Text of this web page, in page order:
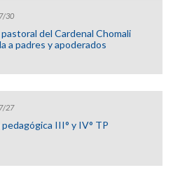
30
del Cardenal Chomali
a padres y apoderados
27
pedagógica III° y IV° TP